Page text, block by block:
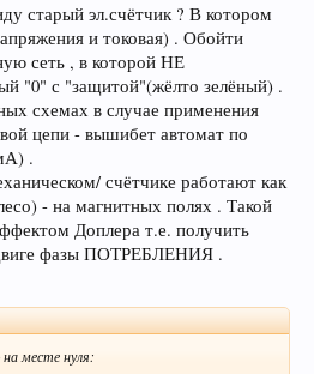
старый эл.счётчик ? В котором
и токовая) . Обойти
сеть , в которой НЕ
"0" с "защитой"(жёлто зелёный) .
схемах в случае применения
цепи - вышибет автомат по
.
счётчике работают как
- на магнитных полях . Такой
Доплера т.е. получить
фазы ПОТРЕБЛЕНИЯ .
месте нуля: